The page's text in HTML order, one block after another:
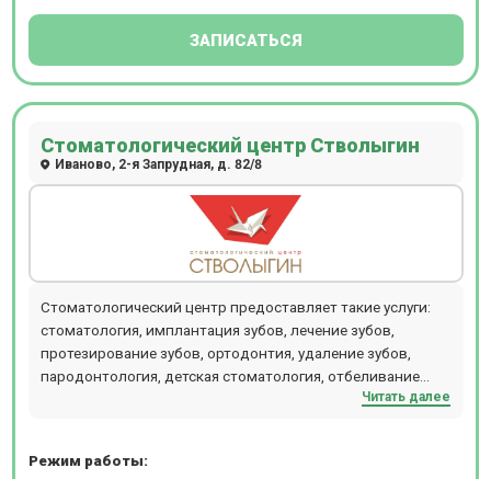
ЗАПИСАТЬСЯ
Стоматологический центр Стволыгин
Иваново, 2-я Запрудная, д. 82/8
Стоматологический центр предоставляет такие услуги:
стоматология, имплантация зубов, лечение зубов,
протезирование зубов, ортодонтия, удаление зубов,
пародонтология, детская стоматология, отбеливание
зубов, компьютерная томография зубов 3D, эстетическая
Читать далее
Режим работы: